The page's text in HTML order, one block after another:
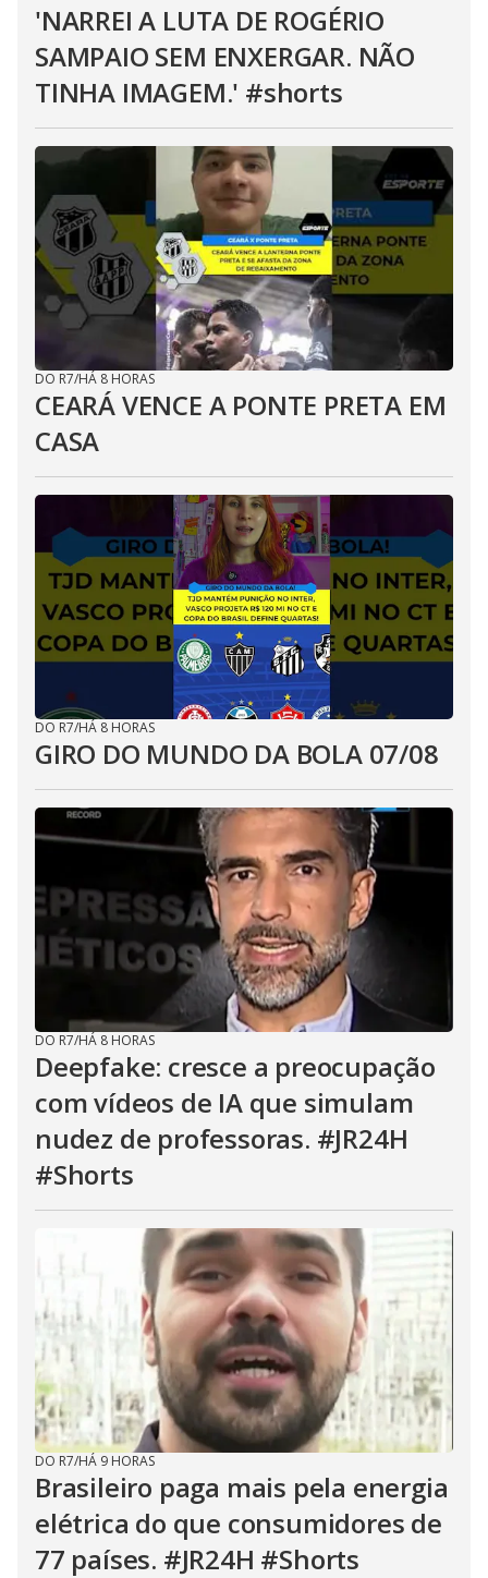
'NARREI A LUTA DE ROGÉRIO
SAMPAIO SEM ENXERGAR. NÃO
TINHA IMAGEM.' #shorts
DO R7/HÁ 8 HORAS
CEARÁ VENCE A PONTE PRETA EM
CASA
DO R7/HÁ 8 HORAS
GIRO DO MUNDO DA BOLA 07/08
DO R7/HÁ 8 HORAS
Deepfake: cresce a preocupação
com vídeos de IA que simulam
nudez de professoras. #JR24H
#Shorts
DO R7/HÁ 9 HORAS
Brasileiro paga mais pela energia
elétrica do que consumidores de
77 países. #JR24H #Shorts